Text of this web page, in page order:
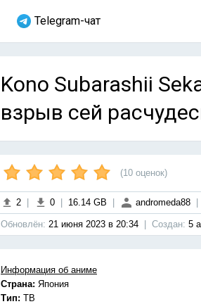
Telegram-чат
Kono Subarashii
взрыв сей
(10 оценок)
2 0 16.14 GB andromeda88
Обновлён: 21 июня 2023 в 20:34 Cоздан: 5
Информация об аниме
Страна: Япония
Тип: ТВ